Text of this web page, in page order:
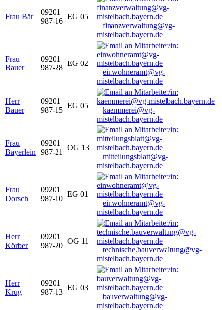
Frau Bär
09201
987-16
EG 05
finanzverwaltung@vg-
mistelbach.bayern.de
Frau
Bauer
09201
987-28
EG 02
einwohneramt@vg-
mistelbach.bayern.de
Herr
Bauer
09201
987-15
EG 05
kaemmerei@vg-
mistelbach.bayern.de
Frau
Bayerlein
09201
987-21
OG 13
mitteilungsblatt@vg-
mistelbach.bayern.de
Frau
Dorsch
09201
987-10
EG 01
einwohneramt@vg-
mistelbach.bayern.de
Herr
Körber
09201
987-20
OG 11
technische.bauverwaltung@vg-
mistelbach.bayern.de
Herr
Krug
09201
987-13
EG 03
bauverwaltung@vg-
mistelbach.bayern.de